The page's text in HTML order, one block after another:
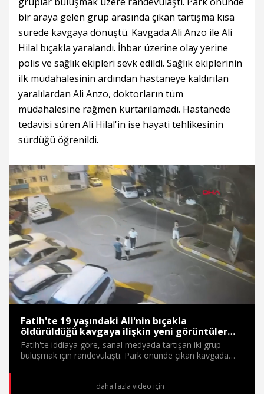
bir araya gelen grup arasında çıkan tartışma kısa
sürede kavgaya dönüştü. Kavgada Ali Anzo ile Ali
Hilal bıçakla yaralandı. İhbar üzerine olay yerine
polis ve sağlık ekipleri sevk edildi. Sağlık ekiplerinin
ilk müdahalesinin ardından hastaneye kaldırılan
yaralılardan Ali Anzo, doktorların tüm
müdahalesine rağmen kurtarılamadı. Hastanede
tedavisi süren Ali Hilal'in ise hayati tehlikesinin
sürdüğü öğrenildi.
Süre
/
Toplam
Süre :
0%
Yükleniyor:
0%
Fatih'te 19 yaşındaki Ali'nin bıçakla
öldürüldüğü kavgaya ilişkin yeni görüntüler
ortaya çıktı: 8 gözaltı
Fatih'te iddiaya göre, sanal medyada tartışan iki grup
buluşmak için randevulaştı. Park önünde çıkan kavgada
öldü. Yürütülen soruşturmada 8 şüpheli gözaltına alındı.
Diğer yandan kavgaya ilişkin yeni görüntüler ortaya çıktı.
daha fazla video için